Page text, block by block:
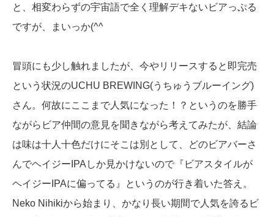
と、相変わらずの宇宙語で全く理解デキないビアっぷる
ですが、まいっか(^^ゞ
冒頭にも少し触れましたが、今やリリースすると即完売
という状況のUCHU BREWING(うちゅうブルーイング)
さん。何故にここまで人気になった！？というのを勝手
ながらビア仲間の意見を聞きながら考えてみたが、結論
は味は十人十色だけにそこは別として、どのビアバーさ
んでヘイジーIPAしか見かけないので『ビアスタイルが
ヘイジーIPAに偏ってる』というのが行き着いた答え。
Neko Nihikiから始まり、かなり長い期間で人気を誇るビ